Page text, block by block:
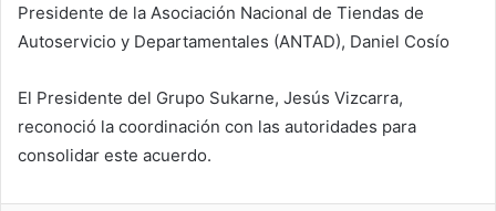
Presidente de la Asociación Nacional de Tiendas de
Autoservicio y Departamentales (ANTAD), Daniel Cosío
El Presidente del Grupo Sukarne, Jesús Vizcarra,
reconoció la coordinación con las autoridades para
consolidar este acuerdo.